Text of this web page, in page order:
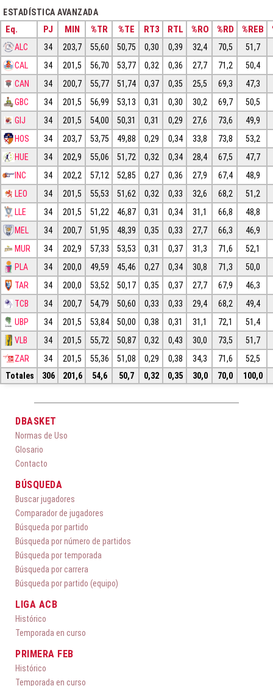
ESTADÍSTICA AVANZADA
Eq. PJ MIN %TR %TE RT3 RTL %RO %RD %REB
ALC 34 203,7 55,60 50,75 0,30 0,39 32,4 70,5
51,7
CAL
34 201,5 56,70 53,77 0,32 0,36 27,7 71,2
50,4
CAN
34 200,7 55,77 51,74 0,37 0,35 25,5 69,3
47,3
GBC
34 201,5 56,99 53,13 0,31 0,30 30,2 69,7
50,5
GIJ
34 201,5 54,00 50,31 0,31 0,29 27,6 73,6
49,9
HOS
34 203,7 53,75 49,88 0,29 0,34 33,8 73,8
53,2
HUE
34 202,9 55,06 51,72 0,32 0,34 28,4 67,5
47,7
INC
34 202,2 57,12 52,85 0,27 0,36 27,9 67,4
48,9
LEO
34 201,5 55,53 51,62 0,32 0,33 32,6 68,2
51,2
LLE
34 201,5 51,22 46,87 0,31 0,34 31,1 66,8
48,8
MEL
34 200,7 51,95 48,39 0,35 0,33 27,7 66,3
46,9
MUR
34 202,9 57,33 53,53 0,31 0,37 31,3 71,6
52,1
PLA
34 200,0 49,59 45,46 0,27 0,34 30,8 71,3
50,0
TAR
34 200,0 53,52 50,17 0,35 0,37 27,7 67,9
46,3
TCB
34 200,7 54,79 50,60 0,33 0,33 29,4 68,2
49,4
UBP
34 201,5 53,84 50,00 0,38 0,31 31,1 72,1
51,4
VLB
34 201,5 55,72 50,87 0,32 0,43 30,0 73,5
51,7
ZAR
34 201,5 55,36 51,08 0,29 0,38 34,3 71,6
52,5
Totales
306 201,6 54,6 50,7 0,32 0,35 30,0 70,0 100,0
DBASKET
Normas de Uso
Glosario
Contacto
BÚSQUEDA
Buscar jugadores
Comparador de jugadores
Búsqueda por partido
Búsqueda por número de partidos
Búsqueda por temporada
Búsqueda por carrera
Búsqueda por partido (equipo)
LIGA ACB
Histórico
Temporada en curso
PRIMERA FEB
Histórico
Temporada en curso